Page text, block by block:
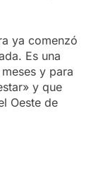
ya comenzó
Es una
y para
y que
Oeste de